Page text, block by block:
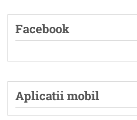
Facebook
Aplicatii mobil